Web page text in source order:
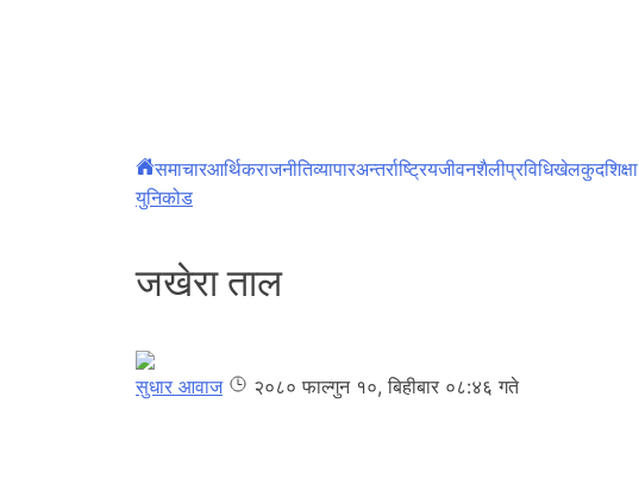
समाचारआर्थिकराजनीतिव्यापारअन्तर्राष्ट्रियजीवनशैलीप्रविधिखेलकुदशिक्षा
युनिकोड
जखेरा ताल
सुधार आवाज २०८० फाल्गुन १०, बिहीबार ०८:४६ गते